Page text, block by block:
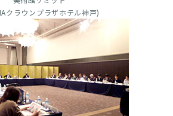
クラウンプラザホテル神戸)